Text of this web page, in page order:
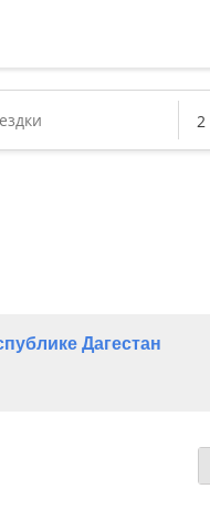
Дагестан